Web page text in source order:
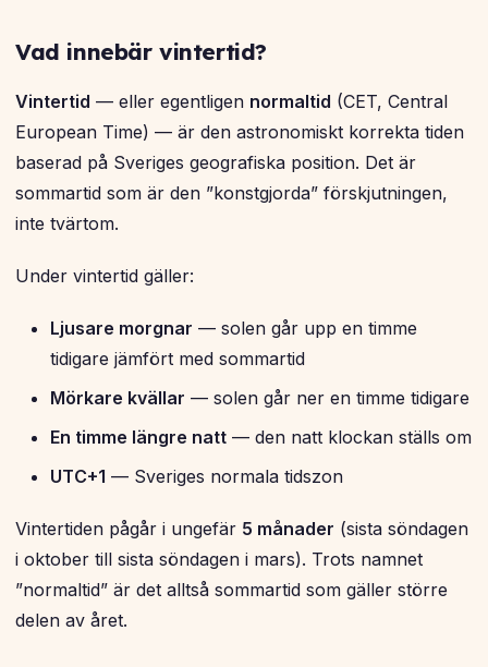
Vad innebär vintertid?
Vintertid — eller egentligen normaltid (CET, Central
European Time) — är den astronomiskt korrekta tiden
baserad på Sveriges geografiska position. Det är
sommartid som är den ”konstgjorda” förskjutningen,
inte tvärtom.
Under vintertid gäller:
Ljusare morgnar — solen går upp en timme
tidigare jämfört med sommartid
Mörkare kvällar — solen går ner en timme tidigare
En timme längre natt — den natt klockan ställs om
UTC+1 — Sveriges normala tidszon
Vintertiden pågår i ungefär 5 månader (sista söndagen
i oktober till sista söndagen i mars). Trots namnet
”normaltid” är det alltså sommartid som gäller större
delen av året.